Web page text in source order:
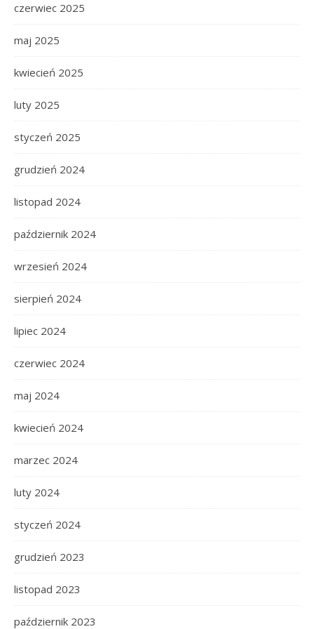
czerwiec 2025
maj 2025
kwiecień 2025
luty 2025
styczeń 2025
grudzień 2024
listopad 2024
październik 2024
wrzesień 2024
sierpień 2024
lipiec 2024
czerwiec 2024
maj 2024
kwiecień 2024
marzec 2024
luty 2024
styczeń 2024
grudzień 2023
listopad 2023
październik 2023